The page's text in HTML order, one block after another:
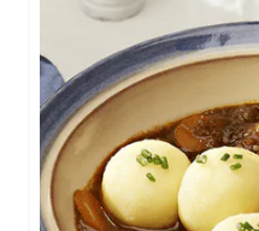
Ein würziger
Miniknödel, das